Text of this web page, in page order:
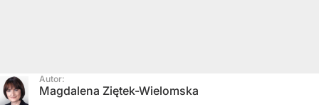
Autor:
Magdalena Ziętek-Wielomska